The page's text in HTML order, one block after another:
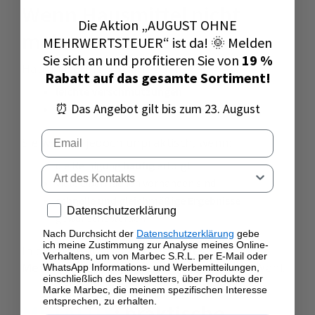
Wenn Hausmittel nicht
mehr ausreichen
Hausmittel eignen sich gut für:
gelegentliche Anwendungen
Sie werden jedoch unpraktisch, wenn:
die Reinigunghäufigerfolgt
viele Oberflächen vorhanden sind
schnelle und gleichmäßige Ergebnisse
gewünscht werden
In diesen Fällen ist einspezielles
Metallreinigungsproduktdie effektivere Wahl.
Die Aktion „AUGUST OHNE
MEHRWERTSTEUER“ ist da! 🌞 Melden
Sie sich an und profitieren Sie von 19 %
Rabatt auf das gesamte Sortiment!
⏰ Das Angebot gilt bis zum 23. August
Email
Tipo di contatto
Privacy policy
Datenschutzerklärung
Nach Durchsicht der Datenschutzerklärung gebe
ich meine Zustimmung zur Analyse meines Online-
Verhaltens, um von Marbec S.R.L. per E-Mail oder
WhatsApp Informations- und Werbemitteilungen,
einschließlich des Newsletters, über Produkte der
Marke Marbec, die meinem spezifischen Interesse
entsprechen, zu erhalten.